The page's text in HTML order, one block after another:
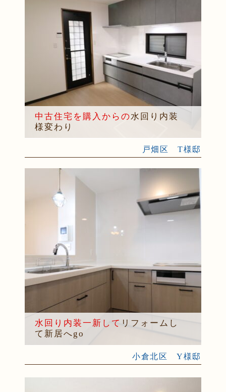
中古住宅を購入からの水回り内装
様変わり
戸畑区 T様邸
水回り内装一新して リフォームし
て新居へgo
小倉北区 Y様邸